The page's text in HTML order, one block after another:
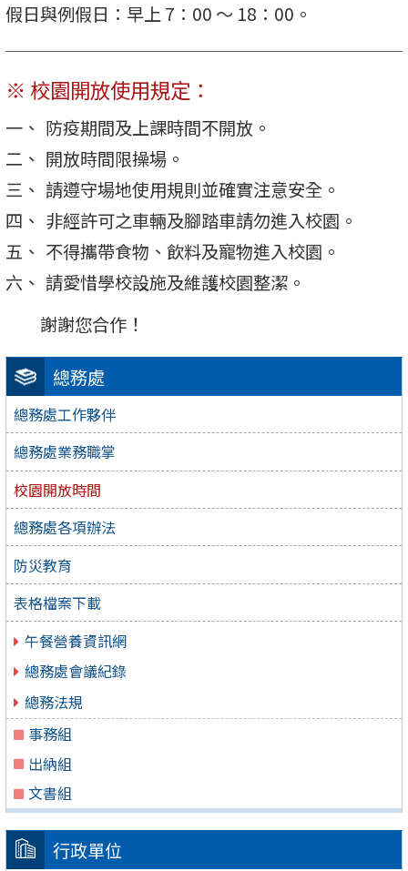
總務處
總務處工作夥伴
總務處業務職掌
校園開放時間
總務處各項辦法
防災教育
表格檔案下載
午餐營養資訊網
總務處會議紀錄
總務法規
事務組
出納組
文書組
行政單位
假日與例假日：早上 7：00 ～ 18：00。
※ 校園開放使用規定：
防疫期間及上課時間不開放。
開放時間限操場。
請遵守場地使用規則並確實注意安全。
非經許可之車輛及腳踏車請勿進入校園。
不得攜帶食物、飲料及寵物進入校園。
請愛惜學校設施及維護校園整潔。
謝謝您合作！